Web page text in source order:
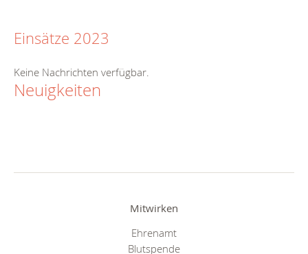
Einsätze 2023
Keine Nachrichten verfügbar.
Neuigkeiten
Mitwirken
Ehrenamt
Blutspende